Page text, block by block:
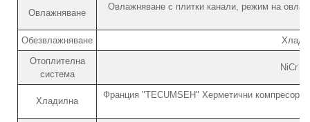
Овлажняване
Овлажняване с плитки канали, режим на
Обезвлажняване
Отоплителна
система
NiCr
Хладилна
Франция "TECUMSEH" Херметични